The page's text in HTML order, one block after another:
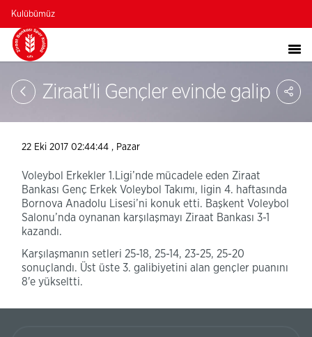
Kulübümüz
Ziraat'li Gençler evinde galip
22 Eki 2017 02:44:44 , Pazar
Voleybol Erkekler 1.Ligi’nde mücadele eden Ziraat
Bankası Genç Erkek Voleybol Takımı, ligin 4. haftasında
Bornova Anadolu Lisesi’ni konuk etti. Başkent Voleybol
Salonu’nda oynanan karşılaşmayı Ziraat Bankası 3-1
kazandı.
Karşılaşmanın setleri 25-18, 25-14, 23-25, 25-20
sonuçlandı. Üst üste 3. galibiyetini alan gençler puanını
8'e yükseltti.